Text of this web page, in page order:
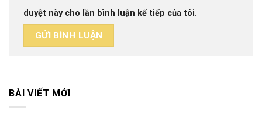
duyệt này cho lần bình luận kế tiếp của tôi.
BÀI VIẾT MỚI